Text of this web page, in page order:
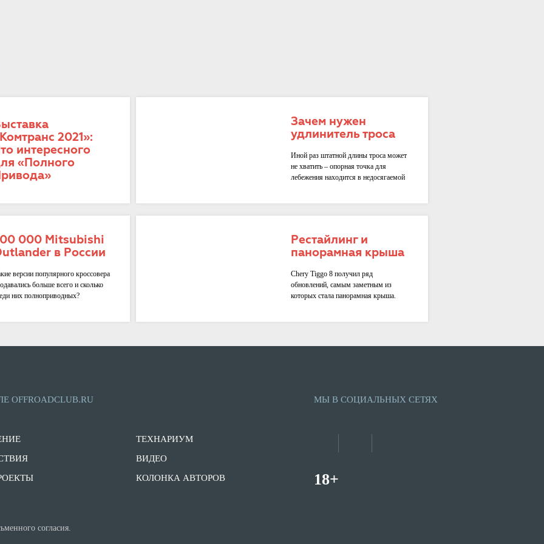
2021»:
интересного
«Полного
Зачем нужен
удлинитель троса
Иной раз штатной длины троса может
не хватить – опорная точка для
лебежения находится в недосягаемой
000 Mitsubishi
в России
версии популярного кроссовера
больше всего и сколько
них полноприводных?
Рестайлинг и
панорамная крыша
Chery Tiggo 8 получил ряд
обновлений, самым заметным из
которых стала панорамная крыша.
OFFROADCLUB.RU
ТЕХНАРИУМ
ВИДЕО
КОЛОНКА АВТОРОВ
МЫ В СОЦИАЛЬНЫХ СЕТЯХ
18+
согласия.